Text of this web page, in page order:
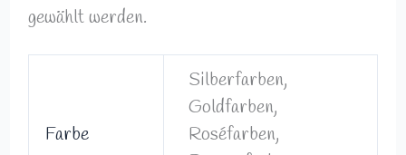
gewählt werden.
Farbe
Silberfarben,
Goldfarben,
Roséfarben,